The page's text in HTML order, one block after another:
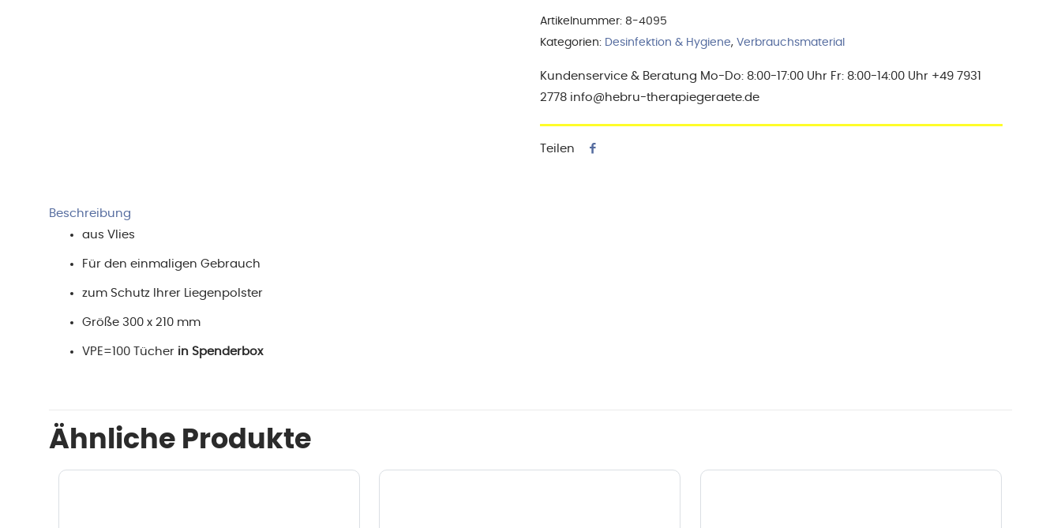
Artikelnummer: 8-4095
Kategorien: Desinfektion & Hygiene, Verbrauchsmaterial
Kundenservice & Beratung Mo-Do: 8:00-17:00 Uhr Fr: 8:00-14:00 Uhr +49 7931
2778 info@hebru-therapiegeraete.de
Teilen
Beschreibung
aus Vlies
Für den einmaligen Gebrauch
zum Schutz Ihrer Liegenpolster
Größe 300 x 210 mm
VPE=100 Tücher in Spenderbox
Ähnliche Produkte